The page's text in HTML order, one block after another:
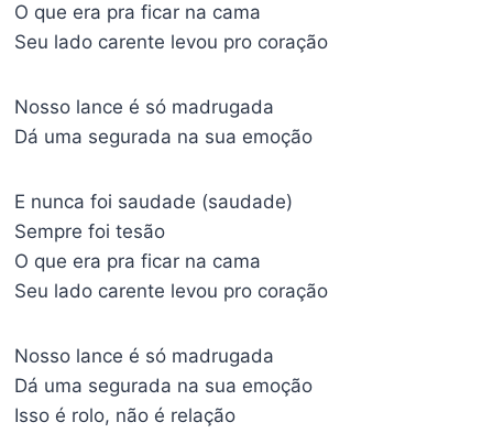
O que era pra ficar na cama
Seu lado carente levou pro coração
Nosso lance é só madrugada
Dá uma segurada na sua emoção
E nunca foi saudade (saudade)
Sempre foi tesão
O que era pra ficar na cama
Seu lado carente levou pro coração
Nosso lance é só madrugada
Dá uma segurada na sua emoção
Isso é rolo, não é relação